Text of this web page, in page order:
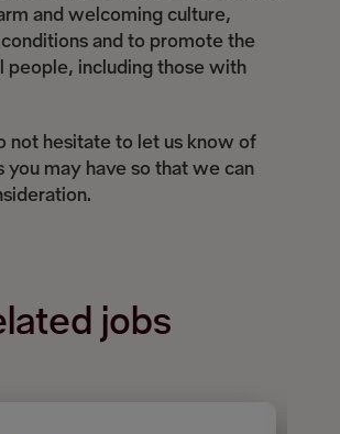
and welcoming culture,
and to promote the
people, including those with
not hesitate to let us know of
you may have so that we can
jobs